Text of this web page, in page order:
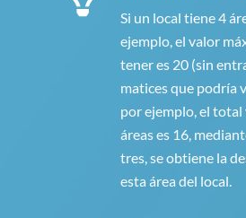
Si un local tiene 4
ejemplo, el valor
tener es 20 (sin
matices que podría
por ejemplo, el total
áreas es 16,
tres, se obtiene la
esta área del local.